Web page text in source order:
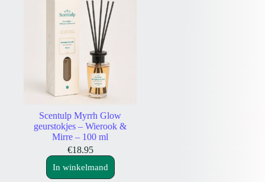
Scentulp Myrrh Glow
geurstokjes – Wierook &
Mirre – 100 ml
€18.95
In winkelmand